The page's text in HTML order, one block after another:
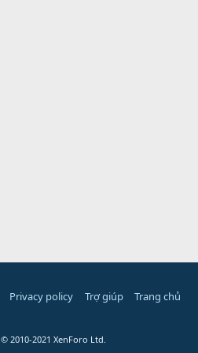
Privacy policy Trợ giúp Trang chủ
© 2010-2021 XenForo Ltd.